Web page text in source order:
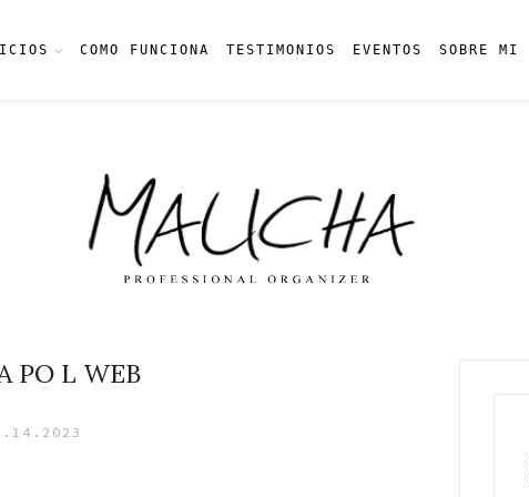
COMO FUNCIONA TESTIMONIOS EVENTOS SOBRE MI
PO L WEB